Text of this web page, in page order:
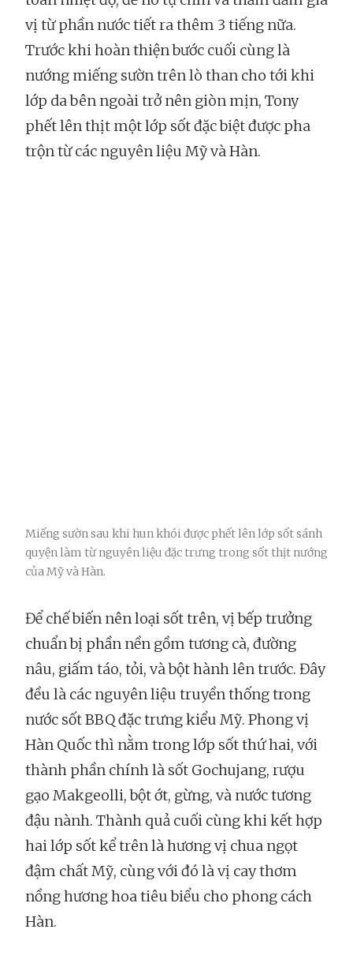
vị từ phần nước tiết ra thêm 3 tiếng nữa.
Trước khi hoàn thiện bước cuối cùng là
nướng miếng sườn trên lò than cho tới khi
lớp da bên ngoài trở nên giòn mịn, Tony
phết lên thịt một lớp sốt đặc biệt được pha
trộn từ các nguyên liệu Mỹ và Hàn.
Miếng sườn sau khi hun khói được phết lên lớp sốt sánh
quyện làm từ nguyên liệu đặc trưng trong sốt thịt nướng
của Mỹ và Hàn.
Để chế biến nên loại sốt trên, vị bếp trưởng
chuẩn bị phần nền gồm tương cà, đường
nâu, giấm táo, tỏi, và bột hành lên trước. Đây
đều là các nguyên liệu truyền thống trong
nước sốt BBQ đặc trưng kiểu Mỹ. Phong vị
Hàn Quốc thì nằm trong lớp sốt thứ hai, với
thành phần chính là sốt Gochujang, rượu
gạo Makgeolli, bột ớt, gừng, và nước tương
đậu nành. Thành quả cuối cùng khi kết hợp
hai lớp sốt kể trên là hương vị chua ngọt
đậm chất Mỹ, cùng với đó là vị cay thơm
nồng hương hoa tiêu biểu cho phong cách
Hàn.